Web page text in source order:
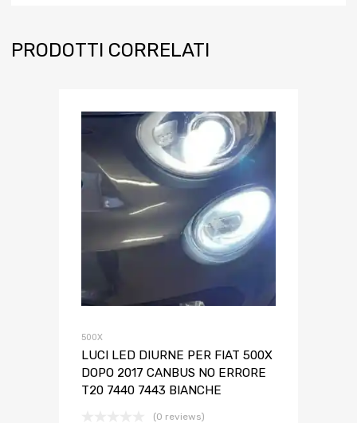
PRODOTTI CORRELATI
500X
LUCI LED DIURNE PER FIAT 500X
DOPO 2017 CANBUS NO ERRORE
T20 7440 7443 BIANCHE
(0 reviews)